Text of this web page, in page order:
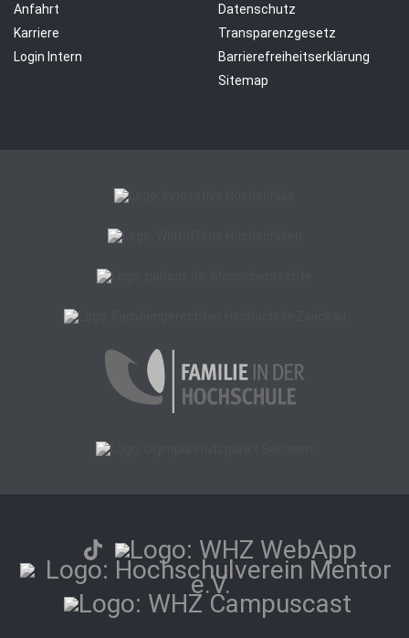
Anfahrt
Karriere
Login Intern
Datenschutz
Transparenzgesetz
Barrierefreiheitserklärung
Sitemap